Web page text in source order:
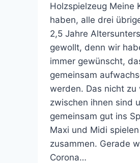
Holzspielzeug Meine
haben, alle drei
2,5 Jahre
gewollt, denn wir
immer gewünscht,
gemeinsam
werden. Das nicht zu
zwischen ihnen sind
gemeinsam gut ins
Maxi und Midi
zusammen. Gerade
Corona…